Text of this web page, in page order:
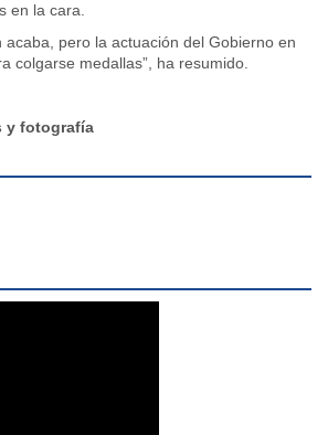
en la cara.
acaba, pero la actuación del Gobierno en
colgarse medallas”, ha resumido.
y fotografía